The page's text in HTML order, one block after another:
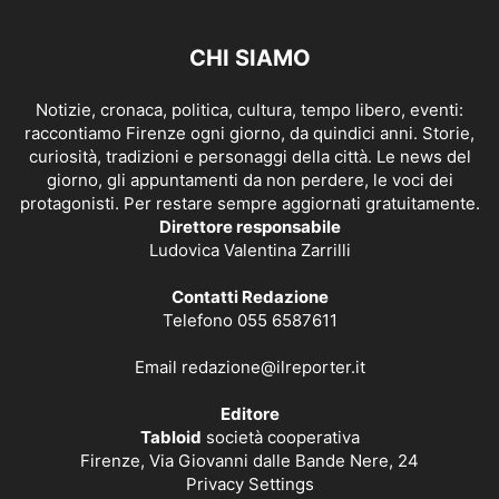
CHI SIAMO
Notizie, cronaca, politica, cultura, tempo libero, eventi:
raccontiamo Firenze ogni giorno, da quindici anni. Storie,
curiosità, tradizioni e personaggi della città. Le news del
giorno, gli appuntamenti da non perdere, le voci dei
protagonisti. Per restare sempre aggiornati gratuitamente.
Direttore responsabile
Ludovica Valentina Zarrilli
Contatti Redazione
Telefono 055 6587611
Email redazione@ilreporter.it
Editore
Tabloid società cooperativa
Firenze, Via Giovanni dalle Bande Nere, 24
Privacy Settings